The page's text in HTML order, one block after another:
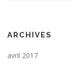
ARCHIVES
avril 2017